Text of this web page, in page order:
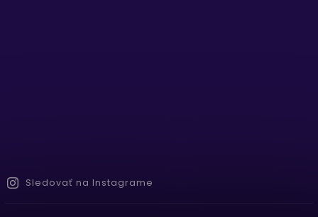
Sledovať na Instagrame